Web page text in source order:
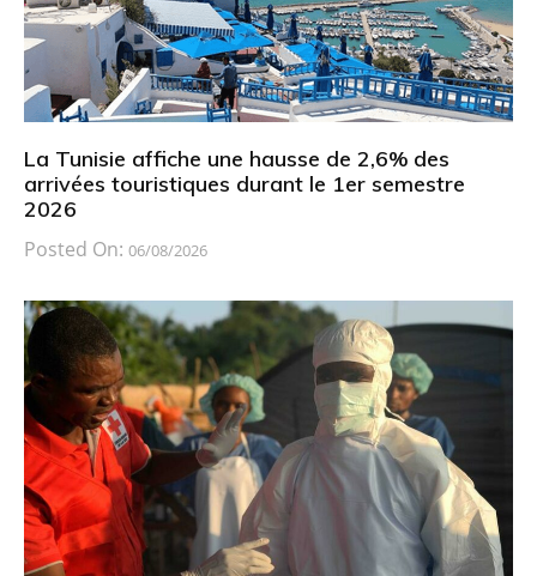
La Tunisie affiche une hausse de 2,6% des
arrivées touristiques durant le 1er semestre
2026
Posted On: 06/08/2026